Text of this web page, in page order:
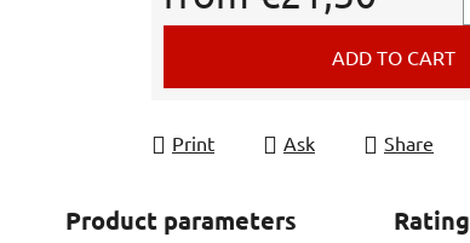
Measure price:
ADD TO CART
Print Ask Share
Product parameters Rating